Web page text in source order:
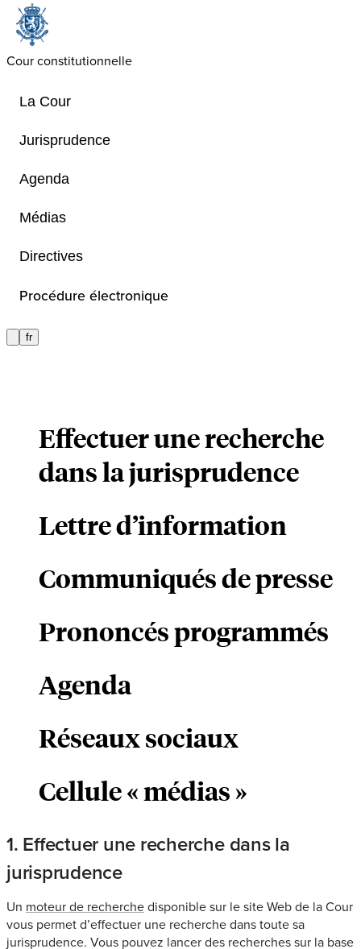
Cour constitutionnelle
La Cour
Jurisprudence
Agenda
Médias
Directives
Procédure électronique
fr
informations de la Cour.
Effectuer une recherche
dans la jurisprudence
Lettre d’information
Communiqués de presse
Prononcés programmés
Agenda
Réseaux sociaux
Cellule « médias »
1. Effectuer une recherche dans la
jurisprudence
Un moteur de recherchedisponible sur le site Web de la Cour
vous permet d’effectuer une recherche dans toute sa
jurisprudence. Vous pouvez lancer des recherches sur la base